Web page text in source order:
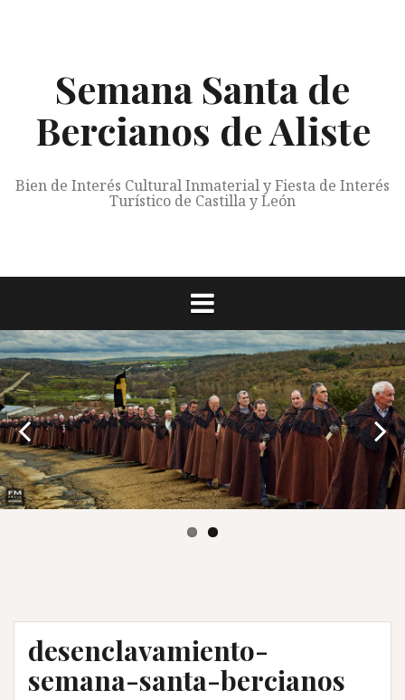
Semana Santa de
Bercianos de Aliste
Bien de Interés Cultural Inmaterial y Fiesta de Interés
Turístico de Castilla y León
desenclavamiento-
semana-santa-bercianos